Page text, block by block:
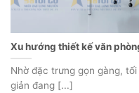
Xu hướng thiết kế văn
Nhờ đặc trưng gọn gàng,
giản đang [...]